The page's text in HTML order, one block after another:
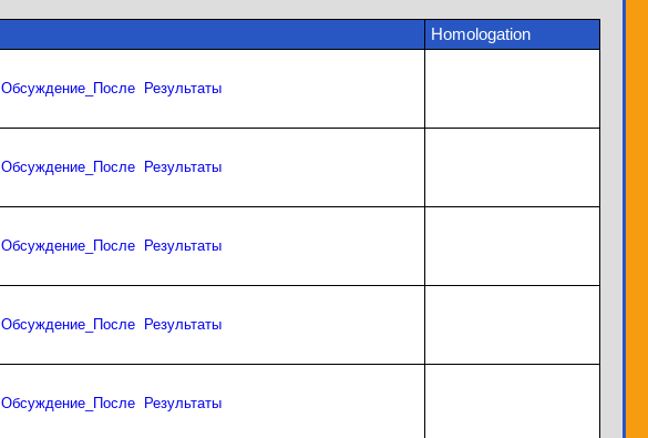
Homologation
Обсуждение_После Результаты
Обсуждение_После Результаты
Обсуждение_После Результаты
Обсуждение_После Результаты
Обсуждение_После Результаты